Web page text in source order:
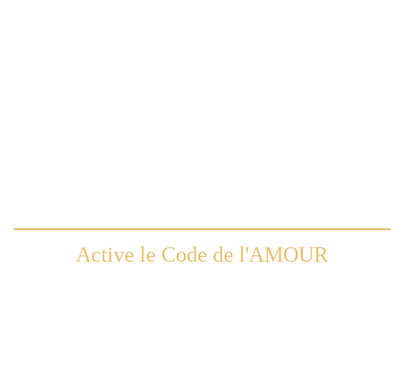
Active le Code de l'AMOUR